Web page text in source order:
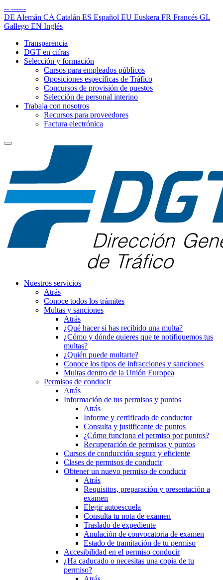
-- ------
DE Alemán CA Catalán ES Español EU Euskera FR Francés GL
Gallego EN Inglés
Transparencia
DGT en cifras
Selección y formación
Cursos para empleados públicos
Oposiciones específicas de Tráfico
Concursos de provisión de puestos
Selección de personal interino
Trabaja con nosotros
Recursos para proveedores
Factura electrónica
Nuestros servicios
Atrás
Conoce todos los trámites
Multas y sanciones
Atrás
¿Qué hacer si has recibido una multa?
¿Cómo y dónde quieres que te notifiquemos tus
multas?
¿Quién puede multarte?
Conoce los tipos de infracciones y sanciones
Multas dentro de la Unión Europea
Permisos de conducir
Atrás
Información de tus permisos y puntos
Atrás
Informe y certificado de conductor
Consulta y justificante de puntos
¿Cómo funciona el permiso por puntos?
Recuperación de permisos y puntos
Cursos de conducción segura y eficiente
Clases de permisos de conducir
Obtener un nuevo permiso de conducir
Atrás
Requisitos, preparación y presentación a
examen
Elegir autoescuela
Consulta tu nota de examen
Traslado de expediente
Anulación de convocatoria de examen
Estado de tramitación de tu permiso
Accesibilidad en el permiso conducir
¿Ha caducado o necesitas una copia de tu
permiso?